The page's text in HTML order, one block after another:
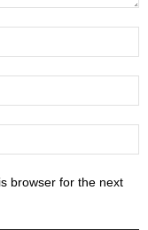
browser for the next